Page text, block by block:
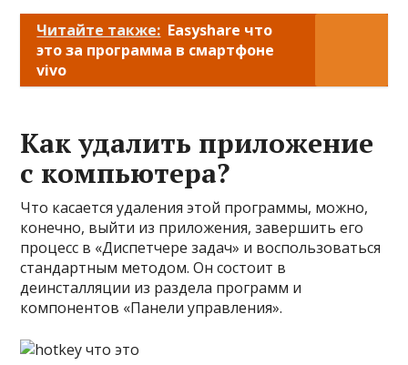
Читайте также: Easyshare что
это за программа в смартфоне
vivo
Как удалить приложение
с компьютера?
Что касается удаления этой программы, можно,
конечно, выйти из приложения, завершить его
процесс в «Диспетчере задач» и воспользоваться
стандартным методом. Он состоит в
деинсталляции из раздела программ и
компонентов «Панели управления».